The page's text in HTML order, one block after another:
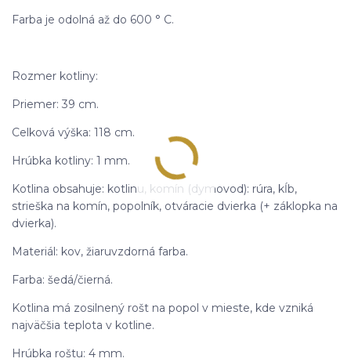
Farba je odolná až do 600 ° C.
Rozmer kotliny:
Priemer: 39 cm.
Celková výška: 118 cm.
Hrúbka kotliny: 1 mm.
Kotlina obsahuje: kotlinu, komín (dymovod): rúra, kĺb,
strieška na komín, popolník, otváracie dvierka (+ záklopka na
dvierka).
Materiál: kov, žiaruvzdorná farba.
Farba: šedá/čierná.
Kotlina má zosilnený rošt na popol v mieste, kde vzniká
najväčšia teplota v kotline.
Hrúbka roštu: 4 mm.